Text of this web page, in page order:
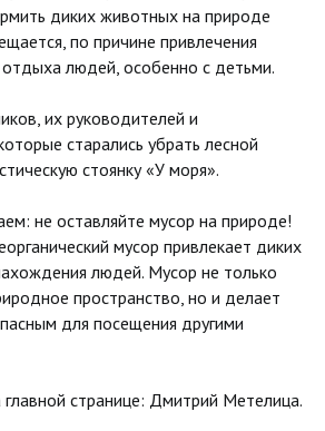
диких животных на природе
по причине привлечения
людей, особенно с детьми.
их руководителей и
старались убрать лесной
стоянку «У моря».
не оставляйте мусор на природе!
мусор привлекает диких
людей. Мусор не только
пространство, но и делает
для посещения другими
странице: Дмитрий Метелица.